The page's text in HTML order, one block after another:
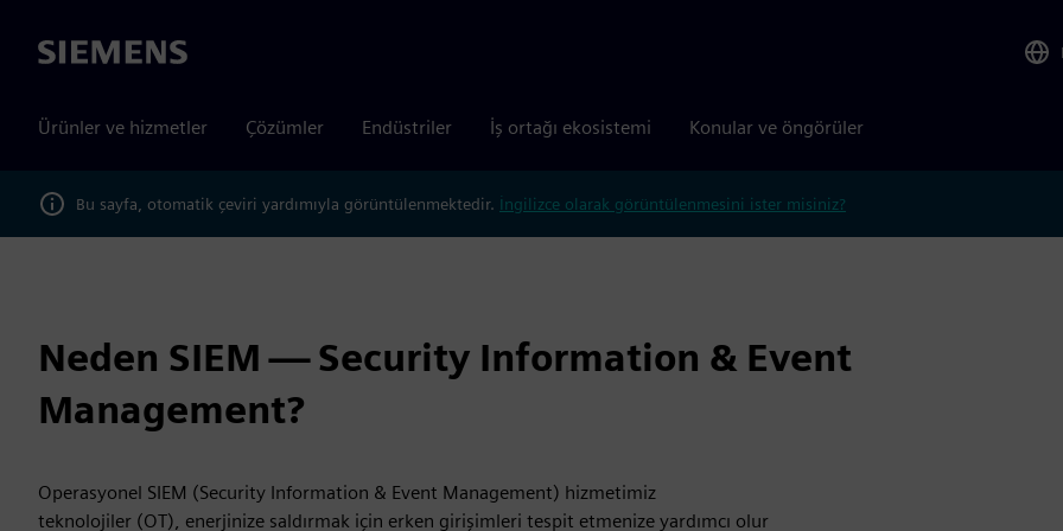
Siemens
Ürünler ve hizmetler Çözümler Endüstriler İş ortağı ekosistemi Konular ve öngörüler
Bu sayfa, otomatik çeviri yardımıyla görüntülenmektedir. İngilizce olarak görüntülenmesini ister misiniz?
Neden SIEM — Security Information & Event
Management?
Operasyonel SIEM (Security Information & Event Management) hizmetimiz
teknolojiler (OT), enerjinize saldırmak için erken girişimleri tespit etmenize yardımcı olur